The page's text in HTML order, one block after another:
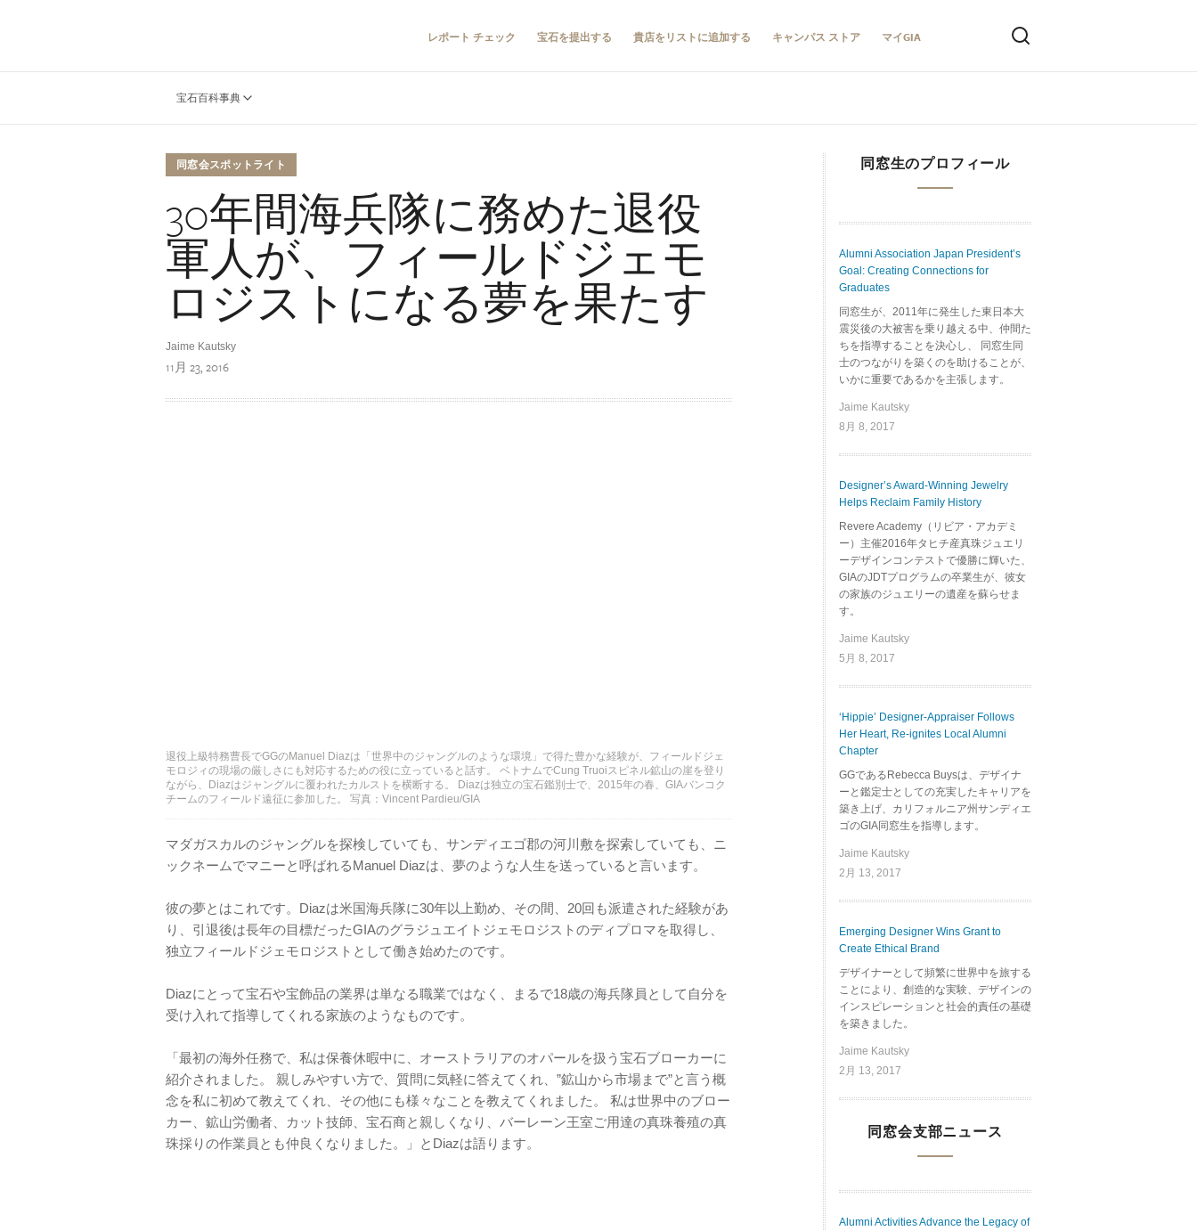
レポート チェック 宝石を提出する 貴店をリストに追加する キャンパス ストア マイGIA
宝石百科事典
同窓会スポットライト
30年間海兵隊に務めた退役
軍人が、フィールドジェモ
ロジストになる夢を果たす
Jaime Kautsky
11月 23, 2016
退役上級特務曹長でGGのManuel Diazは「世界中のジャングルのような環境」で得た豊かな経験が、フィールドジェ
モロジィの現場の厳しさにも対応するための役に立っていると話す。 ベトナムでCung Truoiスピネル鉱山の崖を登り
ながら、Diazはジャングルに覆われたカルストを横断する。 Diazは独立の宝石鑑別士で、2015年の春、GIAバンコク
チームのフィールド遠征に参加した。 写真：Vincent Pardieu/GIA
マダガスカルのジャングルを探検していても、サンディエゴ郡の河川敷を探索していても、ニ
ックネームでマニーと呼ばれるManuel Diazは、夢のような人生を送っていると言います。
彼の夢とはこれです。Diazは米国海兵隊に30年以上勤め、その間、20回も派遣された経験があ
り、引退後は長年の目標だったGIAのグラジュエイトジェモロジストのディプロマを取得し、
独立フィールドジェモロジストとして働き始めたのです。
Diazにとって宝石や宝飾品の業界は単なる職業ではなく、まるで18歳の海兵隊員として自分を
受け入れて指導してくれる家族のようなものです。
「最初の海外任務で、私は保養休暇中に、オーストラリアのオパールを扱う宝石ブローカーに
紹介されました。 親しみやすい方で、質問に気軽に答えてくれ、”鉱山から市場まで”と言う概
念を私に初めて教えてくれ、その他にも様々なことを教えてくれました。 私は世界中のブロー
カー、鉱山労働者、カット技師、宝石商と親しくなり、バーレーン王室ご用達の真珠養殖の真
珠採りの作業員とも仲良くなりました。」とDiazは語ります。
同窓生のプロフィール
Alumni Association Japan President’s
Goal: Creating Connections for
Graduates
同窓生が、2011年に発生した東日本大
震災後の大被害を乗り越える中、仲間た
ちを指導することを決心し、 同窓生同
士のつながりを築くのを助けることが、
いかに重要であるかを主張します。
Jaime Kautsky
8月 8, 2017
Designer’s Award-Winning Jewelry
Helps Reclaim Family History
Revere Academy（リビア・アカデミ
ー）主催2016年タヒチ産真珠ジュエリ
ーデザインコンテストで優勝に輝いた、
GIAのJDTプログラムの卒業生が、彼女
の家族のジュエリーの遺産を蘇らせま
す。
Jaime Kautsky
5月 8, 2017
‘Hippie’ Designer-Appraiser Follows
Her Heart, Re-ignites Local Alumni
Chapter
GGであるRebecca Buysは、デザイナ
ーと鑑定士としての充実したキャリアを
築き上げ、カリフォルニア州サンディエ
ゴのGIA同窓生を指導します。
Jaime Kautsky
2月 13, 2017
Emerging Designer Wins Grant to
Create Ethical Brand
デザイナーとして頻繁に世界中を旅する
ことにより、創造的な実験、デザインの
インスピレーションと社会的責任の基礎
を築きました。
Jaime Kautsky
2月 13, 2017
同窓会支部ニュース
Alumni Activities Advance the Legacy of